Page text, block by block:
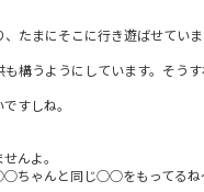
たまにそこに行き遊ばせていま
構うようにしています。そう
すしね。
んよ。
ちゃんと同じ○○をもってるね